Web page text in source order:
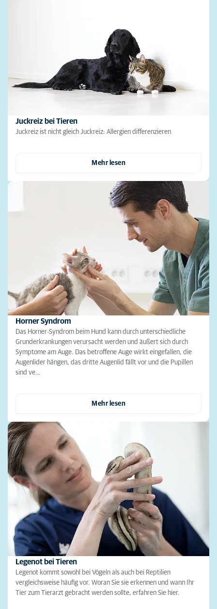
Juckreiz bei Tieren
Juckreiz ist nicht gleich Juckreiz: Allergien differenzieren
Mehr lesen
Horner Syndrom
Das Horner-Syndrom beim Hund kann durch unterschiedliche
Grunderkrankungen verursacht werden und äußert sich durch
Symptome am Auge. Das betroffene Auge wirkt eingefallen, die
Augenlider hängen, das dritte Augenlid fällt vor und die Pupillen
sind ve…
Mehr lesen
Legenot bei Tieren
Legenot kommt sowohl bei Vögeln als auch bei Reptilien
vergleichsweise häufig vor. Woran Sie sie erkennen und wann Ihr
Tier zum Tierarzt gebracht werden sollte, erfahren Sie hier.